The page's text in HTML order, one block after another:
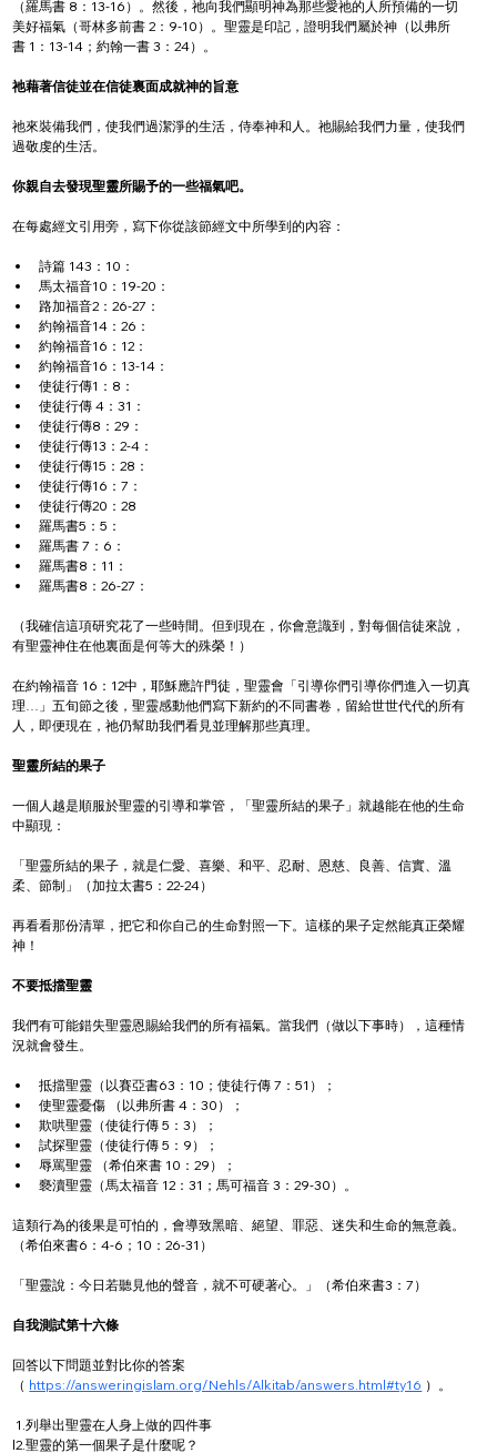
（羅馬書 8：13-16）。然後，祂向我們顯明神為那些愛祂的人所預備的一切
美好福氣（哥林多前書 2：9-10）。聖靈是印記，證明我們屬於神（以弗所
書 1：13-14；約翰一書 3：24）。
祂藉著信徒並在信徒裏面成就神的旨意
祂來裝備我們，使我們過潔淨的生活，侍奉神和人。祂賜給我們力量，使我們
過敬虔的生活。
你親自去發現聖靈所賜予的一些福氣吧。
在每處經文引用旁，寫下你從該節經文中所學到的內容：
詩篇 143：10：
馬太福音10：19-20：
路加福音2：26-27：
約翰福音14：26：
約翰福音16：12：
約翰福音16：13-14：
使徒行傳1：8：
使徒行傳 4：31：
使徒行傳8：29：
使徒行傳13：2-4：
使徒行傳15：28：
使徒行傳16：7：
使徒行傳20：28
羅馬書5：5：
羅馬書 7：6：
羅馬書8：11：
羅馬書8：26-27：
（我確信這項研究花了一些時間。但到現在，你會意識到，對每個信徒來說，
有聖靈神住在他裏面是何等大的殊榮！）
在約翰福音 16：12中，耶穌應許門徒，聖靈會「引導你們引導你們進入一切真
理…」五旬節之後，聖靈感動他們寫下新約的不同書卷，留給世世代代的所有
人，即便現在，祂仍幫助我們看見並理解那些真理。
聖靈所結的果子
一個人越是順服於聖靈的引導和掌管，「聖靈所結的果子」就越能在他的生命
中顯現：
「聖靈所結的果子，就是仁愛、喜樂、和平、忍耐、恩慈、良善、信實、溫
柔、節制」（加拉太書5：22-24）
再看看那份清單，把它和你自己的生命對照一下。這樣的果子定然能真正榮耀
神！
不要抵擋聖靈
我們有可能錯失聖靈恩賜給我們的所有福氣。當我們（做以下事時），這種情
況就會發生。
抵擋聖靈（以賽亞書63：10；使徒行傳 7：51）；
使聖靈憂傷 （以弗所書 4：30）；
欺哄聖靈（使徒行傳 5：3）；
試探聖靈（使徒行傳 5：9）；
辱罵聖靈 （希伯來書 10：29）；
褻瀆聖靈（馬太福音 12：31；馬可福音 3：29-30）。
這類行為的後果是可怕的，會導致黑暗、絕望、罪惡、迷失和生命的無意義。
（希伯來書6：4-6；10：26-31）
「聖靈說：今日若聽見他的聲音，就不可硬著心。」（希伯來書3：7）
自我測試第十六條
回答以下問題並對比你的答案
（ https://answeringislam.org/Nehls/Alkitab/answers.html#ty16 ）。
1.列舉出聖靈在人身上做的四件事
l2.聖靈的第一個果子是什麼呢？